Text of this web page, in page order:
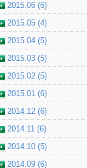
2015.06 (6)
2015.05 (4)
2015.04 (5)
2015.03 (5)
2015.02 (5)
2015.01 (6)
2014.12 (6)
2014.11 (6)
2014.10 (5)
2014.09 (6)